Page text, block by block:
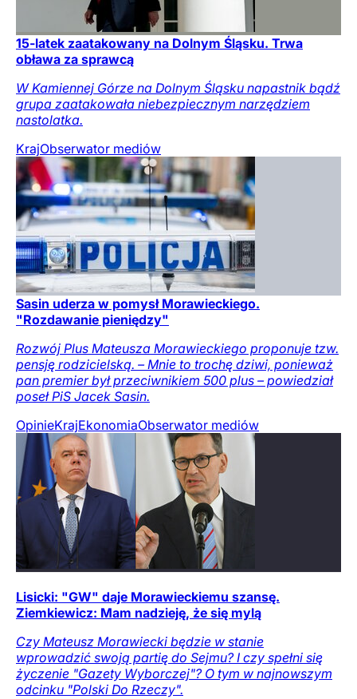
15-latek zaatakowany na Dolnym Śląsku. Trwa
obława za sprawcą
W Kamiennej Górze na Dolnym Śląsku napastnik bądź
grupa zaatakowała niebezpiecznym narzędziem
nastolatka.
KrajObserwator mediów
Sasin uderza w pomysł Morawieckiego.
"Rozdawanie pieniędzy"
Rozwój Plus Mateusza Morawieckiego proponuje tzw.
pensję rodzicielską. – Mnie to trochę dziwi, ponieważ
pan premier był przeciwnikiem 500 plus – powiedział
poseł PiS Jacek Sasin.
OpinieKrajEkonomiaObserwator mediów
Lisicki: "GW" daje Morawieckiemu szansę.
Ziemkiewicz: Mam nadzieję, że się mylą
Czy Mateusz Morawiecki będzie w stanie
wprowadzić swoją partię do Sejmu? I czy spełni się
życzenie "Gazety Wyborczej"? O tym w najnowszym
odcinku "Polski Do Rzeczy".